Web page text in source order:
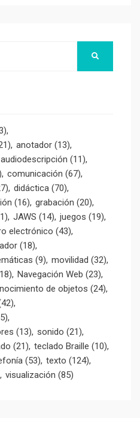
anotador (13)
audiodescripción (11)
comunicación (67)
didáctica (70)
(16) grabación (20)
JAWS (14) juegos (19)
electrónico (43)
(18)
(9) movilidad (32)
Navegación Web (23)
de objetos (24)
(13) sonido (21)
(21) teclado Braille (10)
(53) texto (124)
visualización (85)